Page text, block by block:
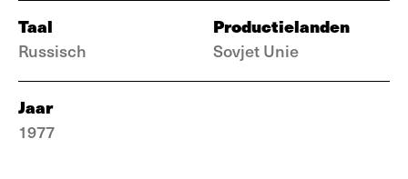
Taal
Russisch
Productielanden
Sovjet Unie
Jaar
1977